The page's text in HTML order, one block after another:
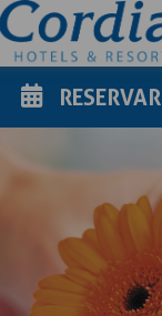
RESERVAR